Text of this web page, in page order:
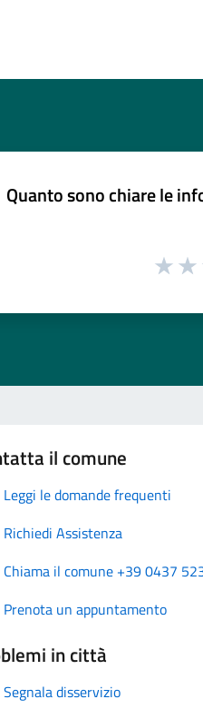
Quanto sono chiare le
il comune
Leggi le domande frequenti
Richiedi Assistenza
Chiama il comune +39 0437
Prenota un appuntamento
in città
Segnala disservizio